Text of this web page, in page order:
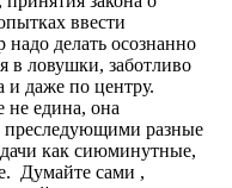
ввести
делать осознанно
в ловушки, заботливо
и даже по центру.
не едина, она
преследующими разные
как сиюминутные,
Думайте сами ,